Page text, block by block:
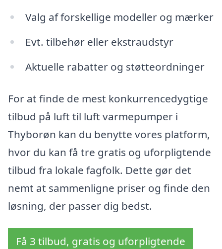
Valg af forskellige modeller og mærker
Evt. tilbehør eller ekstraudstyr
Aktuelle rabatter og støtteordninger
For at finde de mest konkurrencedygtige
tilbud på luft til luft varmepumper i
Thyborøn kan du benytte vores platform,
hvor du kan få tre gratis og uforpligtende
tilbud fra lokale fagfolk. Dette gør det
nemt at sammenligne priser og finde den
løsning, der passer dig bedst.
Få 3 tilbud, gratis og uforpligtende